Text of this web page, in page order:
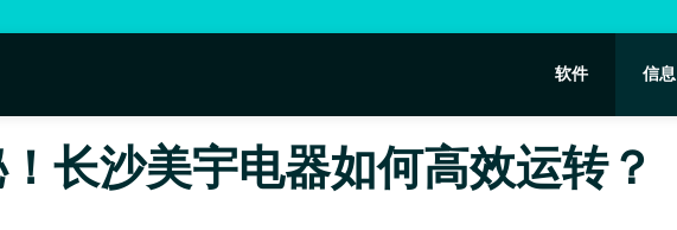
软件 信息
长沙美宇电器如何高效运转？